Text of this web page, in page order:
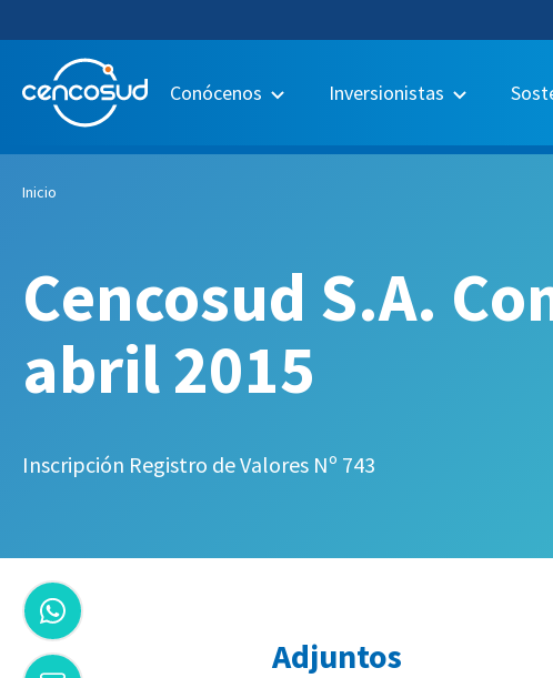
Conócenos Inversionistas
Inicio
Cencosud S.A.
abril 2015
Inscripción Registro de Valores Nº 743
Adjuntos